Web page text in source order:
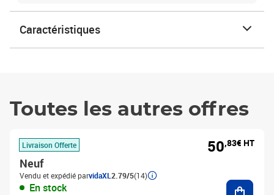
Caractéristiques
Toutes les autres offres
Livraison Offerte
Neuf
Vendu et expédié parvidaXL 2.79/5(14)
En stock
50,83€ HT